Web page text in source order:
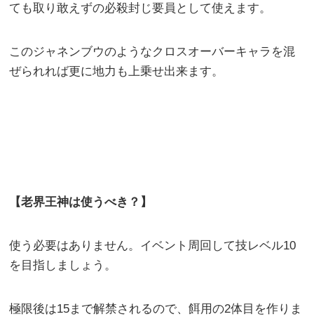
ても取り敢えずの必殺封じ要員として使えます。
このジャネンブウのようなクロスオーバーキャラを混
ぜられれば更に地力も上乗せ出来ます。
【老界王神は使うべき？】
使う必要はありません。イベント周回して技レベル10
を目指しましょう。
極限後は15まで解禁されるので、餌用の2体目を作りま